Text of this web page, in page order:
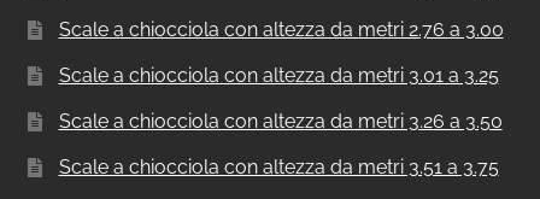
Scale a chiocciola con altezza da metri 2.76 a 3.00
Scale a chiocciola con altezza da metri 3.01 a 3.25
Scale a chiocciola con altezza da metri 3.26 a 3.50
Scale a chiocciola con altezza da metri 3.51 a 3.75